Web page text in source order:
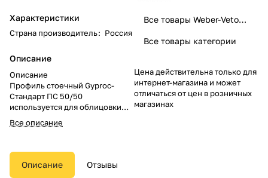
Характеристики
Страна производитель: Россия
Описание
Описание
Профиль стоечный Gyproc-
Стандарт ПС 50/50
используется для облицовки
стен или возведения
межкомнатных перегородок с
в качестве вертикальной
стойки.
Все описание
Все товары Weber-Vetonit
Все товары категории
Цена действительна только для
интернет-магазина и может
отличаться от цен в розничных
магазинах
Описание Отзывы